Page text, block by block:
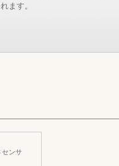
ます。
ンサ